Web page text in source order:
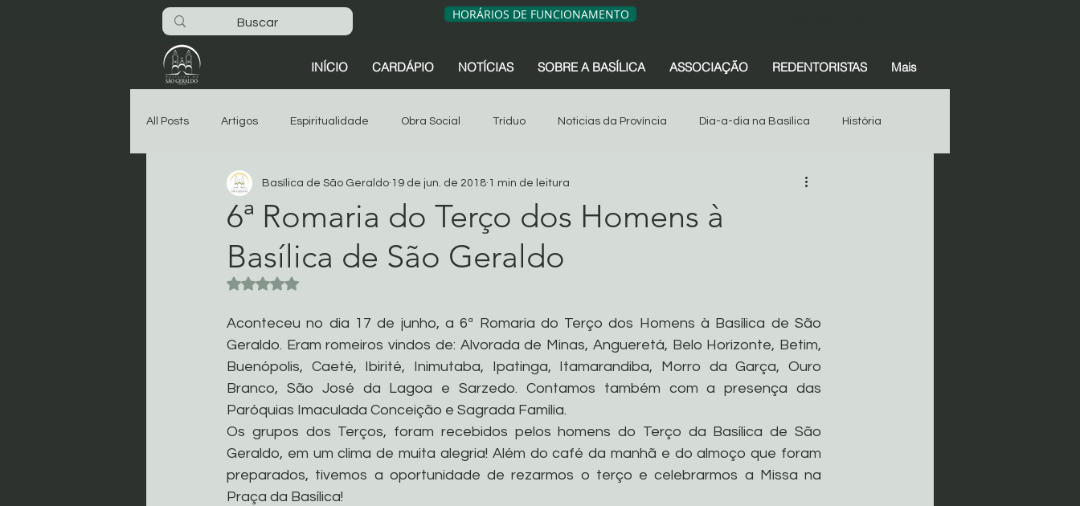
HORÁRIOS DE FUNCIONAMENTO
INÍCIO CARDÁPIO NOTÍCIAS SOBRE A BASÍLICA ASSOCIAÇÃO REDENTORISTAS Mais
All Posts Artigos Espiritualidade Obra Social Tríduo Noticias da Província Dia-a-dia na Basílica História
São Geraldo Oitava Associação dos Devotos Tríduo Obra Social
Dia-a-dia na Basílica Noticias da Província São Geraldo
6ª Romaria do Terço dos Homens à
Basílica de São Geraldo
Basílica de São Geraldo 19 de jun. de 2018 1 min de leitura
Avaliado com NaN de 5 estrelas.
Aconteceu no dia 17 de junho, a 6ª Romaria do Terço dos Homens à Basílica de São
Geraldo. Eram romeiros vindos de: Alvorada de Minas, Angueretá, Belo Horizonte, Betim,
Buenópolis, Caeté, Ibirité, Inimutaba, Ipatinga, Itamarandiba, Morro da Garça, Ouro
Branco, São José da Lagoa e Sarzedo. Contamos também com a presença das
Paróquias Imaculada Conceição e Sagrada Família.
Os grupos dos Terços, foram recebidos pelos homens do Terço da Basílica de São
Geraldo, em um clima de muita alegria! Além do café da manhã e do almoço que foram
preparados, tivemos a oportunidade de rezarmos o terço e celebrarmos a Missa na
Praça da Basílica!